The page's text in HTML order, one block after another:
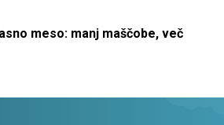
meso: manj maščobe, več